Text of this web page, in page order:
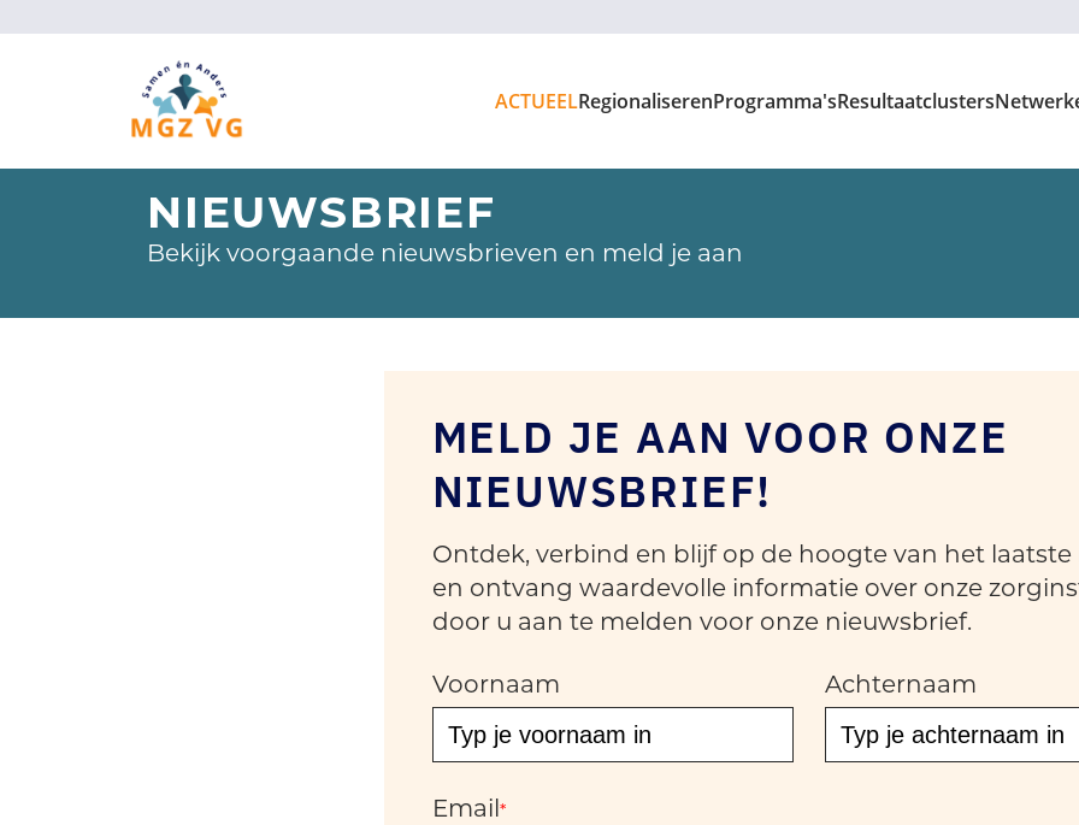
ACTUEELRegionaliserenProgramma'sResultaatclusters
NIEUWSBRIEF
Bekijk voorgaande nieuwsbrieven en meld je aan
MELD JE AAN VOOR ONZE
NIEUWSBRIEF!
Ontdek, verbind en blijf op de hoogte van het laatste
en ontvang waardevolle informatie over onze
door u aan te melden voor onze nieuwsbrief.
Voornaam Achternaam
Email*